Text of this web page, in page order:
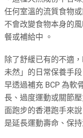
任何室溫的流質食物
不會改變食物本身的
餐或補給中 。
除了舒緩已有的不適
未然」的日常保養手段
早透過補充 BCP 為軟
長、過度運動或關節
面跑步的香港跑手來
是延長運動壽命、保